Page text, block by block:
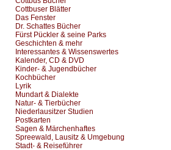
Cottbuser Blätter
Das Fenster
Dr. Schattes Bücher
Fürst Pückler & seine Parks
Geschichten & mehr
Interessantes & Wissenswertes
Kalender, CD & DVD
Kinder- & Jugendbücher
Kochbücher
Lyrik
Mundart & Dialekte
Natur- & Tierbücher
Niederlausitzer Studien
Postkarten
Sagen & Märchenhaftes
Spreewald, Lausitz & Umgebung
Stadt- & Reiseführer